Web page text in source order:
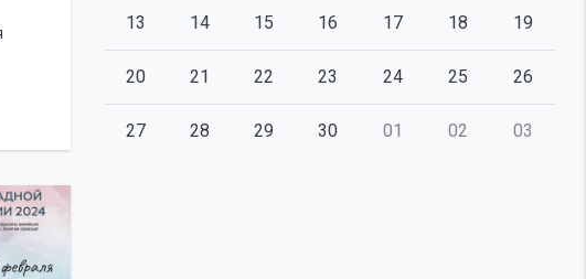
13 14 15 16 17 18 19
20 21 22 23 24 25 26
27 28 29 30 01 02 03